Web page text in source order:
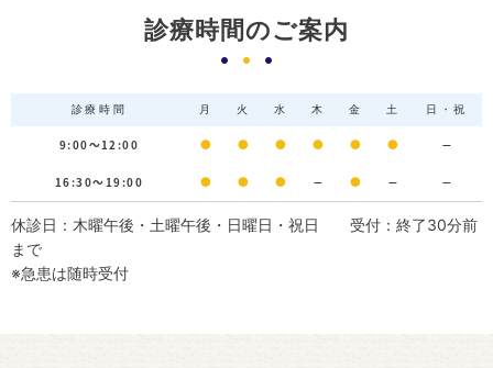
診療時間のご案内
診療時間 月 火 水 木 金 土 日・祝
9:00～12:00 ● ● ● ● ● ● －
16:30～19:00 ● ● ● － ● － －
休診日：木曜午後・土曜午後・日曜日・祝日 受付：終了30分前
まで
※急患は随時受付